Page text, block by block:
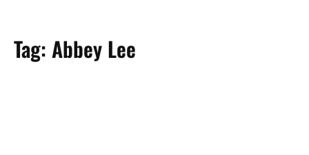
Tag: Abbey Lee